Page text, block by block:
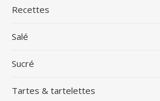
Recettes
Salé
Sucré
Tartes & tartelettes